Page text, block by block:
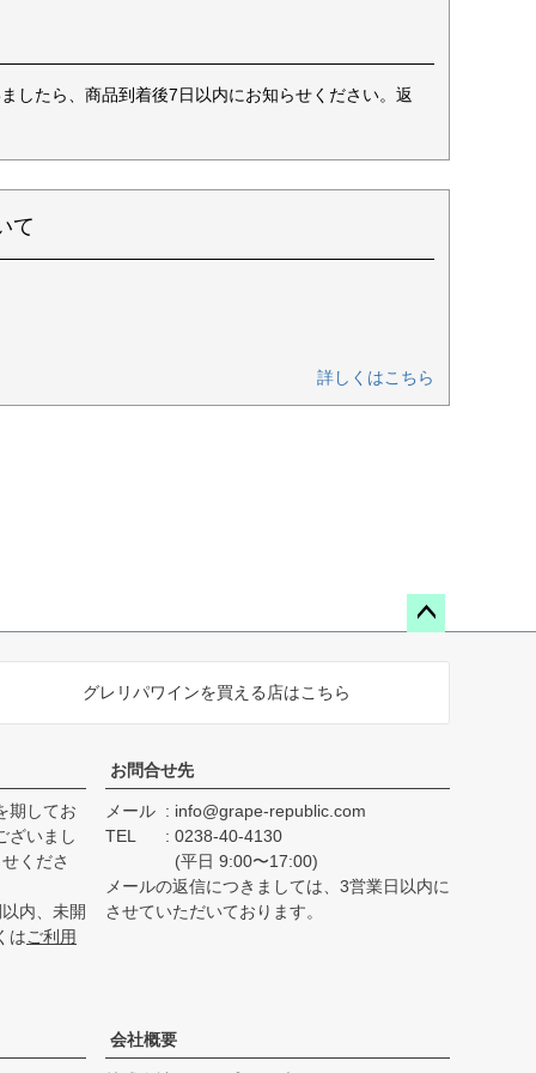
したら、商品到着後7日以内にお知らせください。返
て
詳しくはこちら
へ
グレリパワインを買える店はこちら
期してお
ざいまし
くださ
内、未開
はご利用
お問合せ先
メール
info@grape-republic.com
TEL
0238-40-4130
(平日 9:00〜17:00)
メールの返信につきましては、3営業日以内に
させていただいております。
会社概要